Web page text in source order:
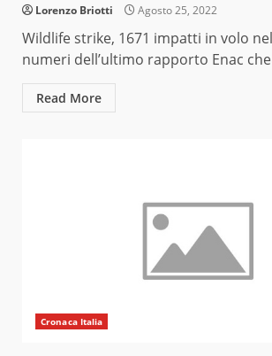
Lorenzo Briotti Agosto 25, 2022
Wildlife strike, 1671 impatti in volo
numeri dell’ultimo rapporto Enac
Read More
Cronaca Italia